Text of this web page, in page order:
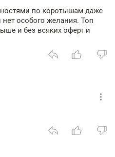
по коротышам даже
особого желания. Топ
и без всяких оферт и